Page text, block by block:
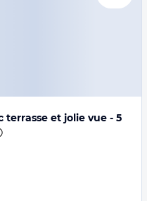
et jolie vue - 5